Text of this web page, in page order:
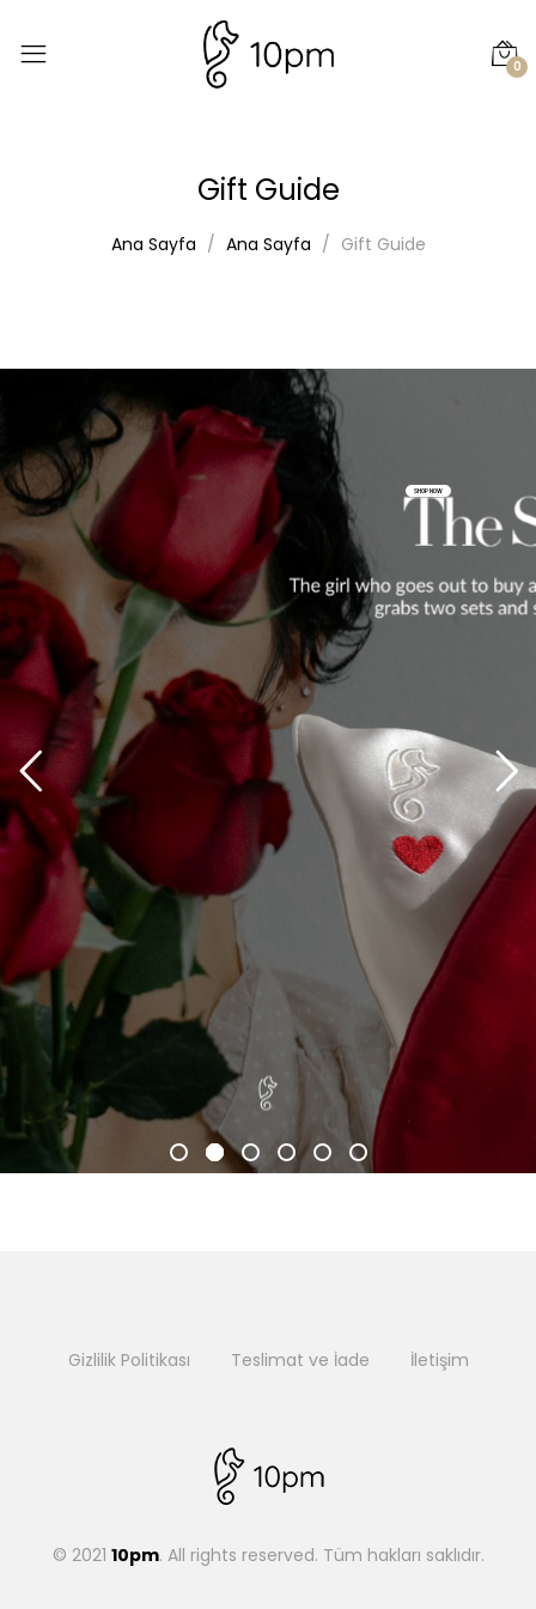
0
Gift Guide
Ana Sayfa Ana Sayfa Gift Guide
SHOP NOW
Gizlilik Politikası Teslimat ve İade İletişim
© 2021 10pm. All rights reserved. Tüm hakları saklıdır.